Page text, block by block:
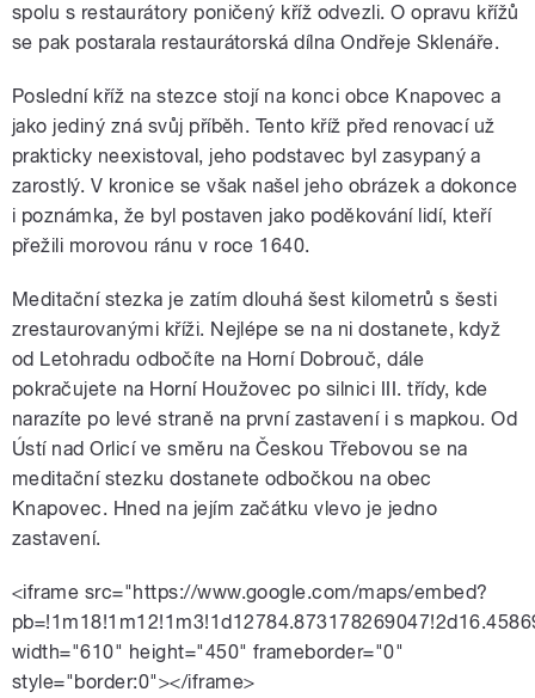
spolu s restaurátory poničený kříž odvezli. O opravu křížů
se pak postarala restaurátorská dílna Ondřeje Sklenáře.
Poslední kříž na stezce stojí na konci obce Knapovec a
jako jediný zná svůj příběh. Tento kříž před renovací už
prakticky neexistoval, jeho podstavec byl zasypaný a
zarostlý. V kronice se však našel jeho obrázek a dokonce
i poznámka, že byl postaven jako poděkování lidí, kteří
přežili morovou ránu v roce 1640.
Meditační stezka je zatím dlouhá šest kilometrů s šesti
zrestaurovanými kříži. Nejlépe se na ni dostanete, když
od Letohradu odbočíte na Horní Dobrouč, dále
pokračujete na Horní Houžovec po silnici III. třídy, kde
narazíte po levé straně na první zastavení i s mapkou. Od
Ústí nad Orlicí ve směru na Českou Třebovou se na
meditační stezku dostanete odbočkou na obec
Knapovec. Hned na jejím začátku vlevo je jedno
zastavení.
<iframe src="https://www.google.com/maps/embed?
width="610" height="450" frameborder="0"
style="border:0"></iframe>